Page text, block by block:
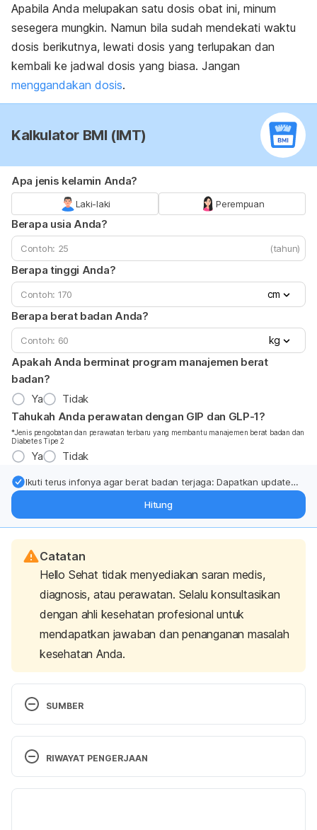
Apabila Anda melupakan satu dosis obat ini, minum
sesegera mungkin. Namun bila sudah mendekati waktu
dosis berikutnya, lewati dosis yang terlupakan dan
kembali ke jadwal dosis yang biasa. Jangan
menggandakan dosis.
Kalkulator BMI (IMT)
Apa jenis kelamin Anda?
Laki-laki Perempuan
Berapa usia Anda?
(tahun)
Berapa tinggi Anda?
cm
Berapa berat badan Anda?
kg
Apakah Anda berminat program manajemen berat
badan?
Ya
Tidak
Tahukah Anda perawatan dengan GIP dan GLP-1?
*Jenis pengobatan dan perawatan terbaru yang membantu manajemen berat badan dan
Diabetes Tipe 2
Ya Tidak
Ikuti terus infonya agar berat badan terjaga: Dapatkan update
Hitung
Catatan
Hello Sehat tidak menyediakan saran medis,
diagnosis, atau perawatan. Selalu konsultasikan
dengan ahli kesehatan profesional untuk
mendapatkan jawaban dan penanganan masalah
kesehatan Anda.
SUMBER
2020, from
https://www.mims.com/indonesia/drug/info/eperiso
RIWAYAT PENGERJAAN